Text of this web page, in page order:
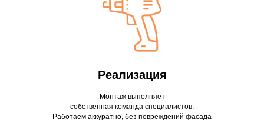
Реализация
Монтаж выполняет
собственная команда специалистов.
Работаем аккуратно, без повреждений фасада